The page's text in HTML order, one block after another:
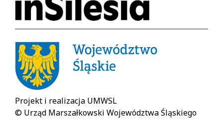
Projekt i realizacja UMWSL
© Urząd Marszałkowski Województwa Śląskiego